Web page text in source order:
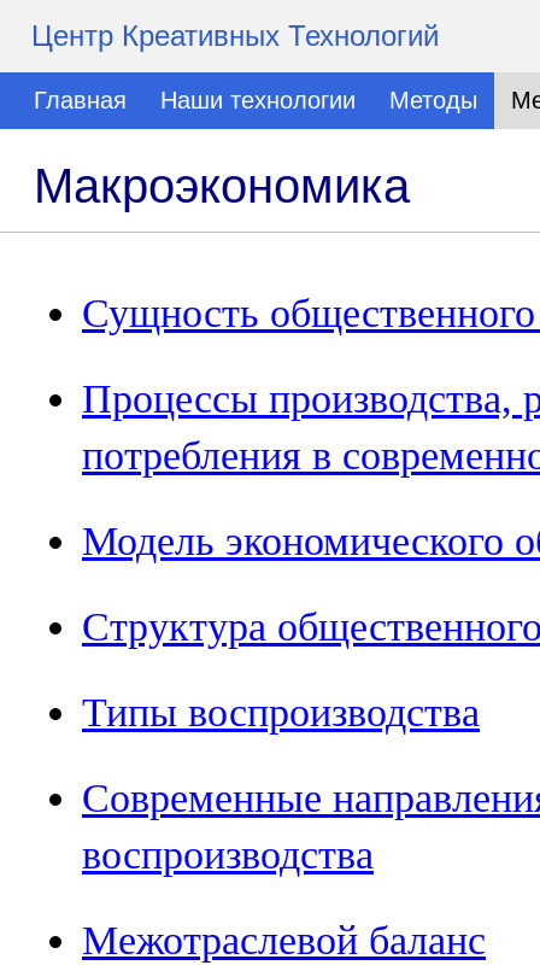
Центр Креативных Технологий
Главная Наши технологии Методы
Макроэкономика
Сущность общественного
Процессы производства,
потребления в
Модель экономического
Структура
Типы воспроизводства
Современные
воспроизводства
Межотраслевой баланс